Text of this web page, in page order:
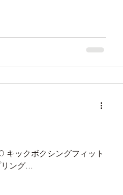
ックボクシングフィット
応じて指導致します） ○グラップリング...